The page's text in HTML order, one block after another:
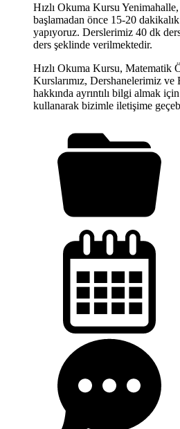
Hızlı Okuma Kursu
başlamadan önce 15-20
yapıyoruz. Derslerimiz 40 dk
ders şeklinde verilmektedir.
Hızlı Okuma Kursu, Matematik
Kurslarımız, Dershanelerimiz
hakkında ayrıntılı bilgi almak için
kullanarak bizimle iletişime